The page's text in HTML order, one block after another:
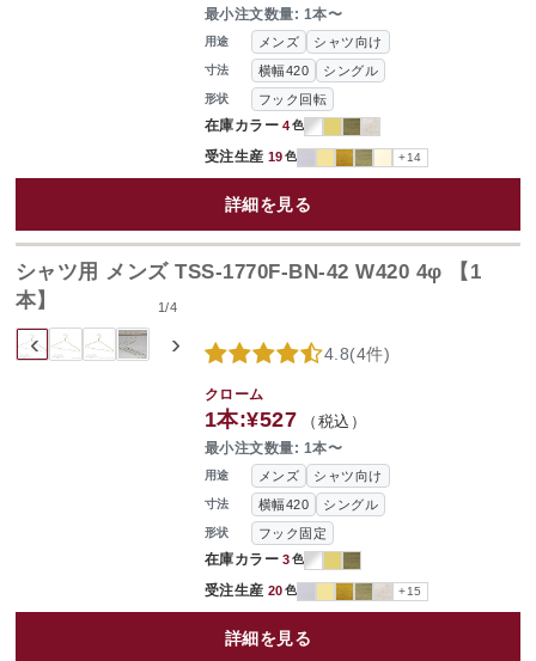
用途 メンズ シャツ向け
寸法 横幅420 シングル
形状 フック回転
在庫カラー 4色
受注生産 19色 +14
最小注文数量: 1本〜
詳細を見る
‹ ›
1/4
シャツ用 メンズ TSS-1770F-BN-42 W420 4φ 【1
本】
用途 メンズ シャツ向け
寸法 横幅420 シングル
形状 フック固定
在庫カラー 3色
受注生産 20色 +15
4.8(4件)
クローム
1本:¥527 （税込）
最小注文数量: 1本〜
詳細を見る